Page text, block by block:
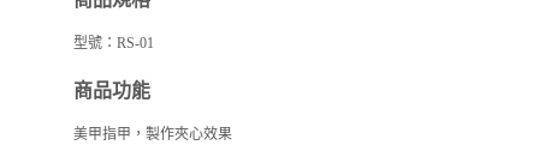
型號：RS-01
商品功能
美甲指甲，製作夾心效果